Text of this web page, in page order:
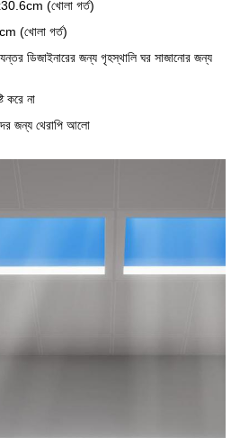
(খোলা গর্ত)
(খোলা গর্ত)
ডিজাইনারের জন্য গৃহস্থালি ঘর সাজানোর জন্য
করে না
জন্য থেরাপি আলো